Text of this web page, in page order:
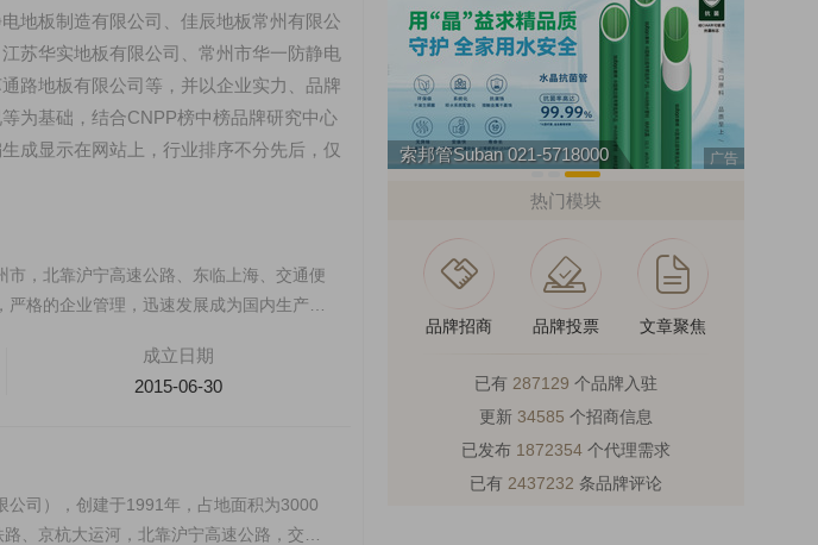
地板制造有限公司、佳辰地板常州有限公
苏华实地板有限公司、常州市华一防静电
路地板有限公司等，并以企业实力、品牌
为基础，结合CNPP榜中榜品牌研究中心
成显示在网站上，行业排序不分先后，仅
，北靠沪宁高速公路、东临上海、交通便
格的企业管理，迅速发展成为国内生产全
成立日期
2015-06-30
司），创建于1991年，占地面积为3000
、京杭大运河，北靠沪宁高速公路，交通
悍马HORSE 400-012-6012 索邦管Suban 021-5718000 广告
热门模块
品牌招商 品牌投票 文章聚焦
已有 287129 个品牌入驻
更新 34585 个招商信息
已发布 1872354 个代理需求
已有 2437232 条品牌评论